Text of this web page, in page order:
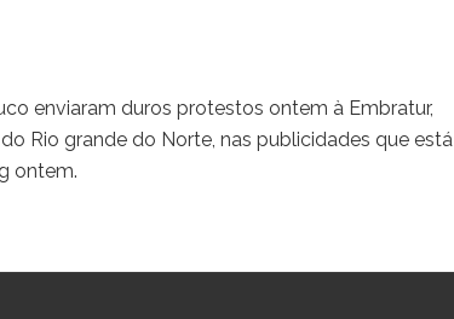
enviaram duros protestos ontem à Embratur,
Rio grande do Norte, nas publicidades que está
ontem.